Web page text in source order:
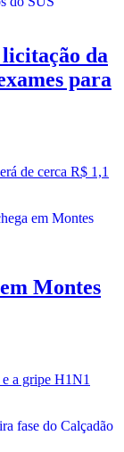
da
para
de cerca R$ 1,1
Montes
a gripe H1N1